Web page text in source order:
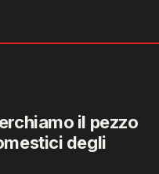
il pezzo
degli